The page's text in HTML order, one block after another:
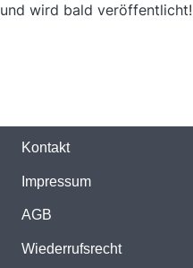
und wird bald veröffentlicht!
Kontakt
Impressum
AGB
Wiederrufsrecht